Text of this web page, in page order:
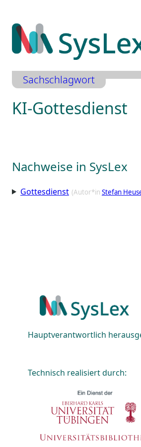
Inhalt
springen
Sachschlagwort
KI-Gottesdienst
Nachweise in SysLex
Gottesdienst (Autor*in Stefan
Hauptverantwortlich
Technisch realisiert durch: